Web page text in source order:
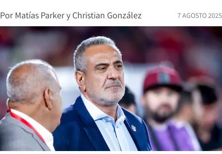
Por Matías Parkery Christian González 7 AGOSTO 2025